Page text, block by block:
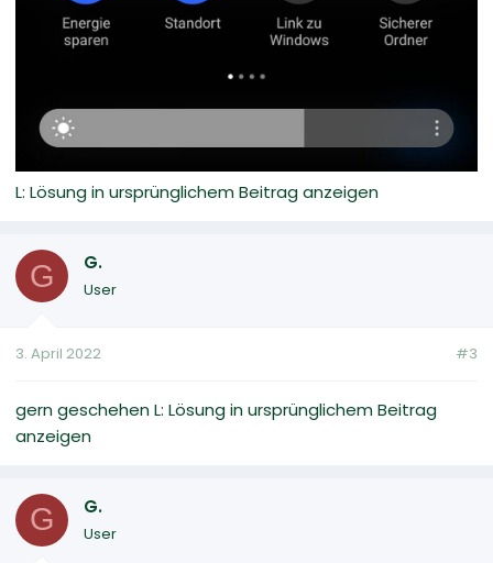
L: Lösung in ursprünglichem Beitrag anzeigen
G G.
User
3. April 2022 #3
gern geschehen L: Lösung in ursprünglichem Beitrag
anzeigen
G G.
User